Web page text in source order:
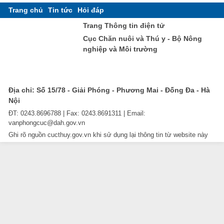
Trang chủ Tin tức
Hỏi đáp
Trang Thông tin điện tử
Cục Chăn nuôi và Thú y - Bộ Nông
nghiệp và Môi trường
Địa chỉ: Số 15/78 - Giải Phóng - Phương Mai - Đống Đa - Hà
Nội
ĐT: 0243.8696788 | Fax: 0243.8691311 | Email:
vanphongcuc@dah.gov.vn
Ghi rõ nguồn cucthuy.gov.vn khi sử dụng lại thông tin từ website này